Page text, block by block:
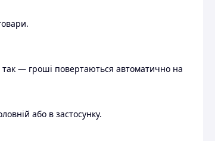
— гроші повертаються автоматично на
або в застосунку.